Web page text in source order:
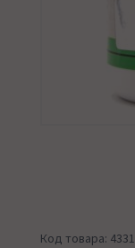
Код товара: 4331